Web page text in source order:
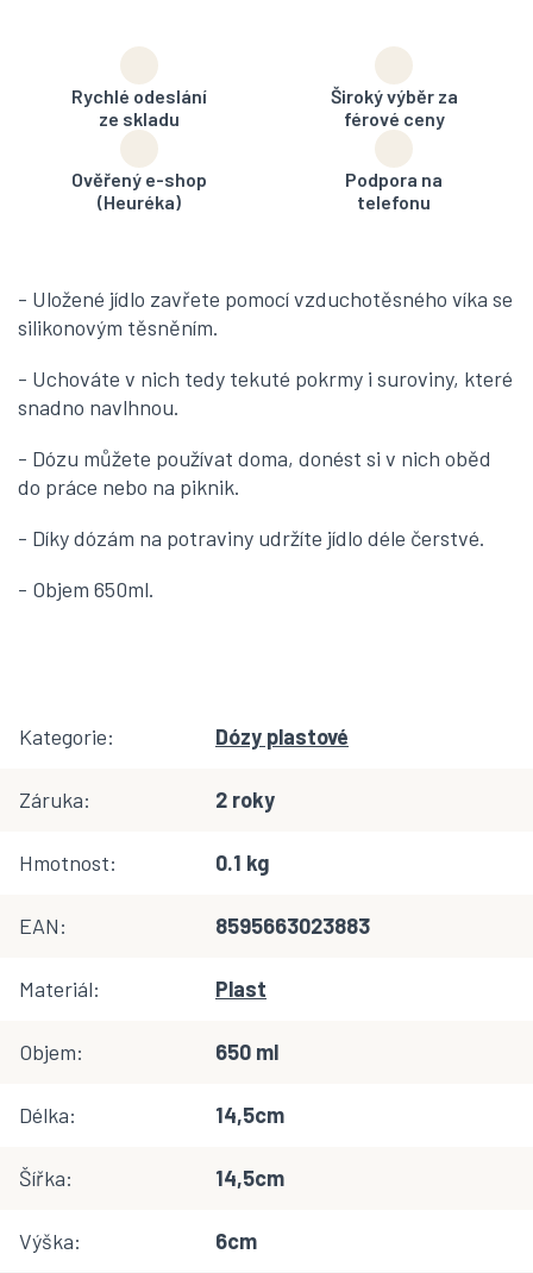
Rychlé odeslání
ze skladu
Široký výběr za
férové ceny
Ověřený e-shop
(Heuréka)
Podpora na
telefonu
- Uložené jídlo zavřete pomocí vzduchotěsného víka se
silikonovým těsněním.
- Uchováte v nich tedy tekuté pokrmy i suroviny, které
snadno navlhnou.
- Dózu můžete používat doma, donést si v nich oběd
do práce nebo na piknik.
- Díky dózám na potraviny udržíte jídlo déle čerstvé.
- Objem 650ml.
Kategorie: Dózy plastové
Záruka: 2 roky
Hmotnost: 0.1 kg
EAN: 8595663023883
Materiál: Plast
Objem: 650 ml
Délka: 14,5cm
Šířka: 14,5cm
Výška: 6cm